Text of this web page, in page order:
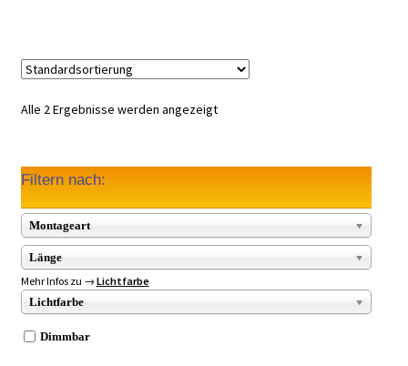
Alle 2 Ergebnisse werden angezeigt
Filtern nach:
Montageart
Länge
Mehr Infos zu → Lichtfarbe
Lichtfarbe
Dimmbar